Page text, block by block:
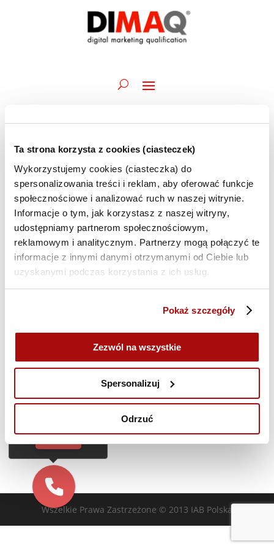
Ta strona korzysta z cookies (ciasteczek)
Wykorzystujemy cookies (ciasteczka) do
spersonalizowania treści i reklam, aby oferować funkcje
społecznościowe i analizować ruch w naszej witrynie.
Informacje o tym, jak korzystasz z naszej witryny,
udostępniamy partnerom społecznościowym,
reklamowym i analitycznym. Partnerzy mogą połączyć te
informacje z innymi danymi otrzymanymi od Ciebie lub
uzyskanymi podczas korzystania z ich usług.
Pokaż szczegóły
Zezwól na wszystkie
Spersonalizuj
Odrzuć
Wydarzenia
for
8
czerwca
2026
po
i
08.06.2026
Wybierz
datę.
Trwające
Akademia DIMAQ Professional | A.Maciorowski
| 01-03 i 08-12.06 | szkolenie ONLINE
1 czerwca @ 09:45-12 czerwca @ 12:30
10:00
Mierzenie efektywności kampanii
marketingowej | 08-10.06 | szkolenie ONLINE
8 czerwca @ 10:00-10 czerwca @ 15:00
Poprzedni dzień Następny dzień
Wszelkie Prawa Zastrzeżone © 2013 IAB Polska
Cześć!
do Ciebie za darmo
TAK